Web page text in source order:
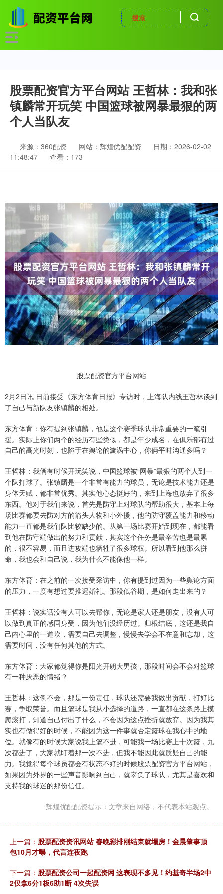
股票配资官方平台网站 王哲林：我和张
镇麟常开玩笑 中国篮球被网暴最狠的两
个人当队友
来源：360配资 网站：辉煌优配配资
日期：2026-02-02
11:48:47
查看：173
股票配资官方平台网站
2月2日讯 日前接受《东方体育日报》专访时，上海队内线王哲林谈到
了自己与新队友张镇麟的相处。
东方体育：你有提到张镇麟，他是这个赛季球队非常重要的一笔引
援。实际上你们两个的经历有些类似，都是年少成名，在俱乐部有过
自己的高光时刻，也陷于在舆论的漩涡中心，你俩平时沟通多吗？
王哲林：我俩有时候开玩笑说，中国篮球被“网暴”最狠的两个人到一
个队打球了。张镇麟是一个非常有能力的球员，无论是技术能力还是
身体天赋，都非常优秀。其实他心态挺好的，来到上海也放弃了很多
东西。他对于我们来说，首先是防守上对球队的帮助很大，基本上每
场比赛都要去防对方的箭头人物和小外援，他的防守覆盖能力和移动
能力一直都是我们队比较缺少的。从第一场比赛开始到现在，都能看
到他在防守端做出的努力和贡献，其实这个任务是最辛苦也是最累
的，很不容易，而且进攻端也牺牲了很多球权。所以看到他那么拼
命，我也会和自己说，我为什么不能像他一样。
东方体育：在之前的一次接受采访中，你有提到过因为一些舆论方面
的压力，一度有想过要推迟婚礼。那段低谷期，是如何走出来的？
王哲林：说实话没有人可以去帮你，无论是家人还是朋友，没有人可
以做到真正的感同身受，因为他们没经历过。归根结底，这还是我自
己内心里的一道坎，需要自己去调整，慢慢去学会不在意和忘却，这
需要时间，没有任何其他的方式。
东方体育：大家都觉得你是阳光开朗大男孩，那段时间会不会对篮球
有一种厌恶的情绪？
王哲林：这倒不会，那是一份责任，球队还需要我做出贡献，打好比
赛，争取荣誉。而且篮球是我从小选择的道路，一直都在这条路上摸
爬滚打，知道自己付出了什么，不会因为这点挫折就放弃。因为我其
实也有做得好的时候，不能因为这一件事就否定篮球在我心中的地
位。就像有的时候大家说我上篮不进，可能我一场比赛上十次篮，九
次都进了，大家就盯着那一次不进，但我不能因此就质疑自己的能
力。我觉得每个球员都会有状态不好的时候股票配资官方平台网站，
如果因为外界的一些声音影响到自己，就辜负了球队，尤其是喜欢和
支持我的球迷的那份信任。
辉煌优配配资提示：文章来自网络，不代表本站观点。
上一篇： 股票配资资讯网站 春晚彩排刚结束就塌房！金晨肇事顶
包10月才曝，代言连夜跑
下一篇： 股票配资公司一起配资网 这表现不多见！约基奇半场2中
2仅拿6分1板6助1断 4次失误